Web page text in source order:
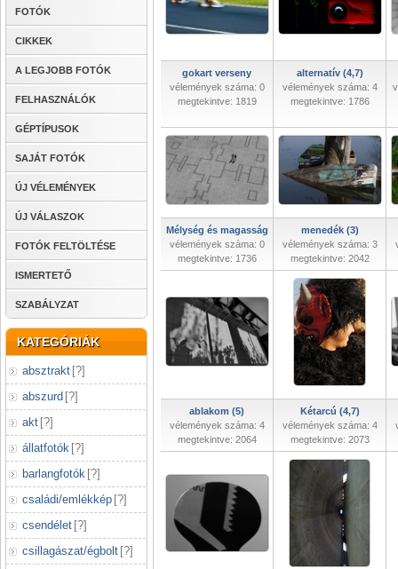
FOTÓK
CIKKEK
A LEGJOBB FOTÓK
FELHASZNÁLÓK
GÉPTÍPUSOK
SAJÁT FOTÓK
ÚJ VÉLEMÉNYEK
ÚJ VÁLASZOK
FOTÓK FELTÖLTÉSE
ISMERTETŐ
SZABÁLYZAT
KATEGÓRIÁK
absztrakt [?]
abszurd [?]
akt [?]
állatfotók [?]
barlangfotók [?]
családi/emlékkép [?]
csendélet [?]
csillagászat/égbolt [?]
gokart verseny
vélemények száma: 0
megtekintve: 1819
alternatív (4,7)
vélemények száma: 4
megtekintve: 1786
Mélység és magasság
vélemények száma: 0
megtekintve: 1736
menedék (3)
vélemények száma: 3
megtekintve: 2042
ablakom (5)
vélemények száma: 4
megtekintve: 2064
Kétarcú (4,7)
vélemények száma: 4
megtekintve: 2073